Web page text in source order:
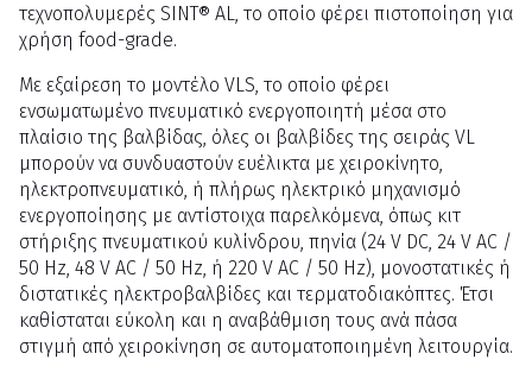
τεχνοπολυμερές SINT® AL, το οποίο φέρει πιστοποίηση για
χρήση food-grade.
Με εξαίρεση το μοντέλο VLS, το οποίο φέρει
ενσωματωμένο πνευματικό ενεργοποιητή μέσα στο
πλαίσιο της βαλβίδας, όλες οι βαλβίδες της σειράς VL
μπορούν να συνδυαστούν ευέλικτα με χειροκίνητο,
ηλεκτροπνευματικό, ή πλήρως ηλεκτρικό μηχανισμό
ενεργοποίησης με αντίστοιχα παρελκόμενα, όπως κιτ
στήριξης πνευματικού κυλίνδρου, πηνία (24 V DC, 24 V AC /
50 Hz, 48 V AC / 50 Hz, ή 220 V AC / 50 Hz), μονοστατικές ή
διστατικές ηλεκτροβαλβίδες και τερματοδιακόπτες. Έτσι
καθίσταται εύκολη και η αναβάθμιση τους ανά πάσα
στιγμή από χειροκίνηση σε αυτοματοποιημένη λειτουργία.